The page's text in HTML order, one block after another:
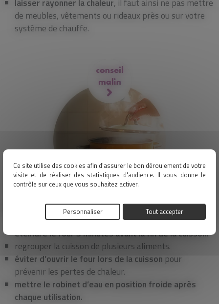
Ce site utilise des cookies afin d'assurer le bon déroulement de votre
visite et de réaliser des statistiques d'audience. Il vous donne le
contrôle sur ceux que vous souhaitez activer.
Tout accepter
Personnaliser
de meubles, vêtements ou rideaux près ou sur votre
système de chauffe.
mettre uncouvercle sur la casserolelors de la
éteindre le four 5 minutes avant la fin de la cuisson.
regrouper la cuisson de plusieurs aliments.
éviter d’ouvrir le four lors de la cuisson pour
prévenir les pertes de chaleur.
mettre le robinet d’eau en position froide après
chaque utilisation.